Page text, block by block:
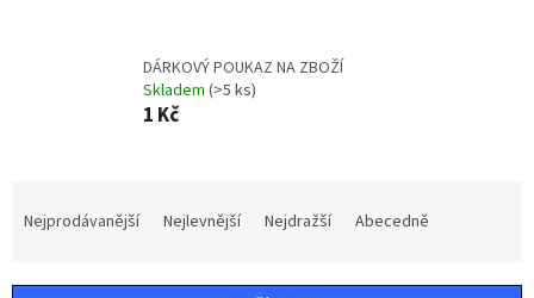
DÁRKOVÝ POUKAZ NA ZBOŽÍ
Skladem (>5 ks)
1 Kč
Nejprodávanější Nejlevnější Nejdražší Abecedně